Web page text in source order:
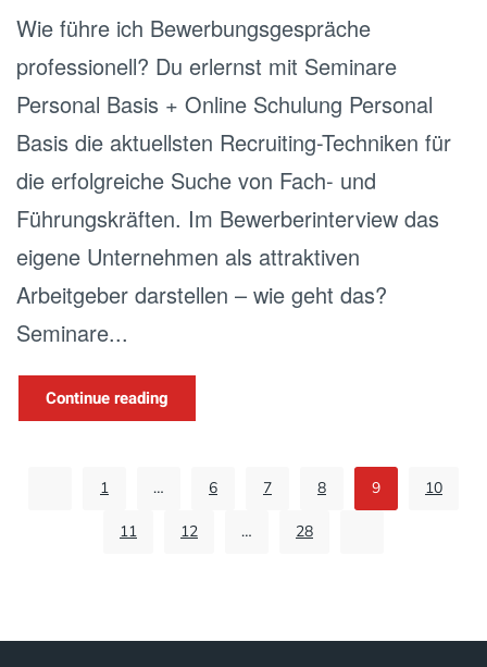
Wie führe ich Bewerbungsgespräche
professionell? Du erlernst mit Seminare
Personal Basis + Online Schulung Personal
Basis die aktuellsten Recruiting-Techniken für
die erfolgreiche Suche von Fach- und
Führungskräften. Im Bewerberinterview das
eigene Unternehmen als attraktiven
Arbeitgeber darstellen – wie geht das?
Seminare...
Continue reading
1 … 6 7 8 9 10
11 12 … 28